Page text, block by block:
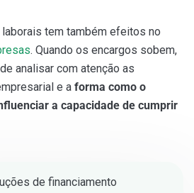
tem também efeitos no
. Quando os encargos sobem,
analisar com atenção as
e a forma como o
a capacidade de cumprir
de financiamento